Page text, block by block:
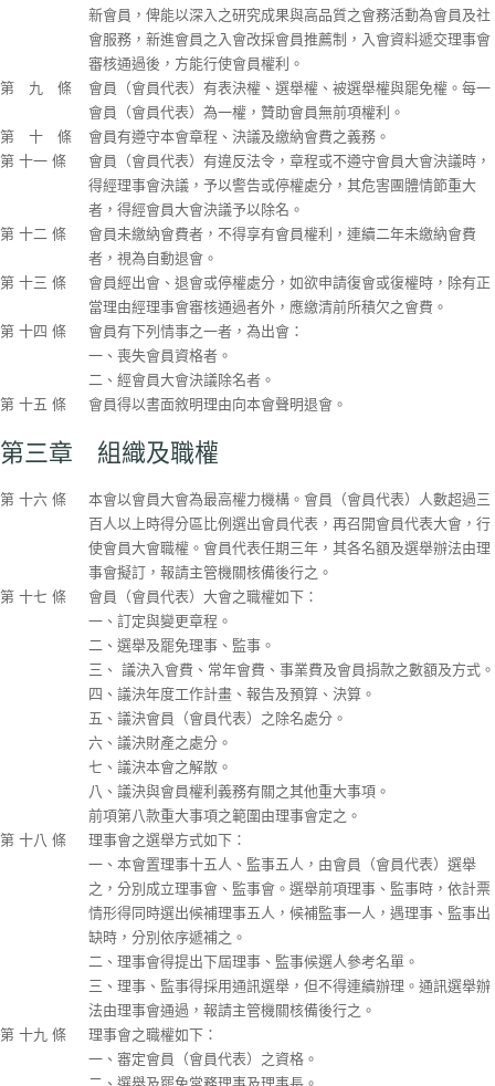
新會員，俾能以深入之研究成果與高品質之會務活動為會員及社
會服務，新進會員之入會改採會員推薦制，入會資料遞交理事會
審核通過後，方能行使會員權利。
第 九 條
會員（會員代表）有表決權、選舉權、被選舉權與罷免權。每一
會員（會員代表）為一權，贊助會員無前項權利。
第 十 條
會員有遵守本會章程、決議及繳納會費之義務。
第 十一 條
會員（會員代表）有違反法令，章程或不遵守會員大會決議時，
得經理事會決議，予以警告或停權處分，其危害團體情節重大
者，得經會員大會決議予以除名。
第 十二 條
會員未繳納會費者，不得享有會員權利，連續二年未繳納會費
者，視為自動退會。
第 十三 條
會員經出會、退會或停權處分，如欲申請復會或復權時，除有正
當理由經理事會審核通過者外，應繳清前所積欠之會費。
第 十四 條
會員有下列情事之一者，為出會：
一、喪失會員資格者。
二、經會員大會決議除名者。
第 十五 條
會員得以書面敘明理由向本會聲明退會。
第三章 組織及職權
第 十六 條
本會以會員大會為最高權力機構。會員（會員代表）人數超過三
百人以上時得分區比例選出會員代表，再召開會員代表大會，行
使會員大會職權。會員代表任期三年，其各名額及選舉辦法由理
事會擬訂，報請主管機關核備後行之。
第 十七 條
會員（會員代表）大會之職權如下：
一、訂定與變更章程。
二、選舉及罷免理事、監事。
三、 議決入會費、常年會費、事業費及會員捐款之數額及方式。
四、議決年度工作計畫、報告及預算、決算。
五、議決會員（會員代表）之除名處分。
六、議決財產之處分。
七、議決本會之解散。
八、議決與會員權利義務有關之其他重大事項。
前項第八款重大事項之範圍由理事會定之。
第 十八 條
理事會之選舉方式如下：
一、本會置理事十五人、監事五人，由會員（會員代表）選舉
之，分別成立理事會、監事會。選舉前項理事、監事時，依計票
情形得同時選出候補理事五人，候補監事一人，遇理事、監事出
缺時，分別依序遞補之。
二、理事會得提出下屆理事、監事候選人參考名單。
三、理事、監事得採用通訊選舉，但不得連續辦理。通訊選舉辦
法由理事會通過，報請主管機關核備後行之。
第 十九 條
理事會之職權如下：
一、審定會員（會員代表）之資格。